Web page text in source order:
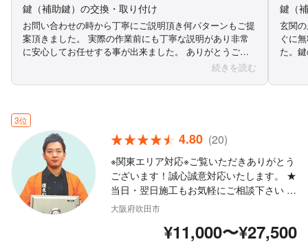
鍵（補助鍵）の交換・取り付け
お問い合わせの時から丁寧にご説明頂き何パターンもご提
案頂きました。 実際の作業前にも丁寧な説明があり非常
に安心してお任せする事が出来ました。 ありがとうござ
続きを読む
鍵（
玄関
ぐに
た。
ック
と。
くだ
こち
3位
4.80 (20)
※関東エリア対応※ご覧いただきありがとう
ございます！誠心誠意対応いたします。 ★
当日・翌日施工もお気軽にご相談下さい ★
駐車代金のご負担はありません ★外注作業
なスタッフが対応いたします ★年中無休
大阪府吹田市
¥11,000〜¥27,500